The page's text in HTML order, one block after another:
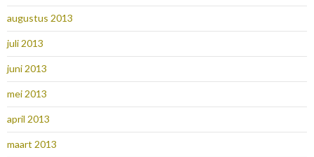
augustus 2013
juli 2013
juni 2013
mei 2013
april 2013
maart 2013